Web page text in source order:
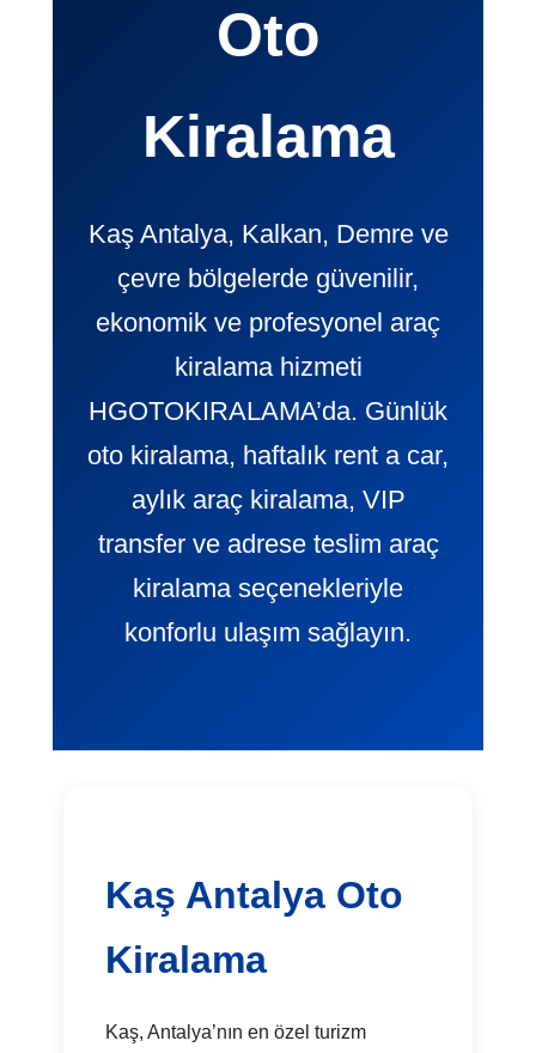
Oto
Kiralama
Kaş Antalya, Kalkan, Demre ve
çevre bölgelerde güvenilir,
ekonomik ve profesyonel araç
kiralama hizmeti
HGOTOKIRALAMA’da. Günlük
oto kiralama, haftalık rent a car,
aylık araç kiralama, VIP
transfer ve adrese teslim araç
kiralama seçenekleriyle
konforlu ulaşım sağlayın.
Kaş Antalya Oto
Kiralama
Kaş, Antalya’nın en özel turizm